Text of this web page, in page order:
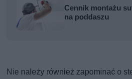
Cennik montażu
na poddaszu
Nie należy również zapominać o